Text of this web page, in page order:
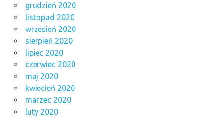
grudzień 2020
listopad 2020
wrzesień 2020
sierpień 2020
lipiec 2020
czerwiec 2020
maj 2020
kwiecień 2020
marzec 2020
luty 2020